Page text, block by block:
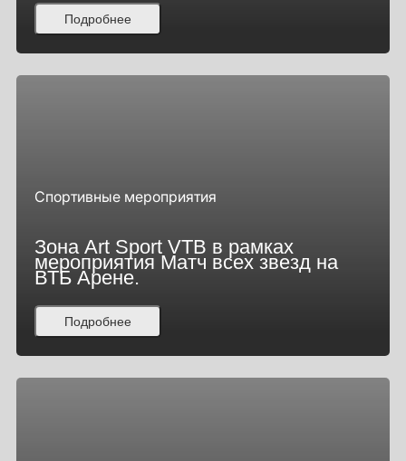
Подробнее
Спортивные мероприятия
Зона Art Sport VTB в рамках
мероприятия Матч всех звезд на
ВТБ Арене.
Подробнее